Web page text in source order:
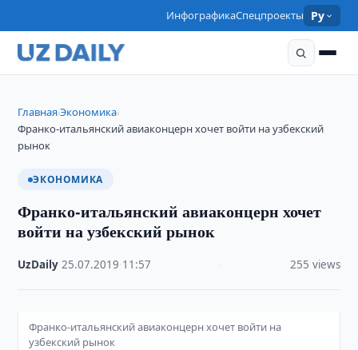
ИнфографикаСпецпроекты Ру
Главная›Экономика›
Франко-итальянский авиаконцерн хочет войти на узбекский
рынок
ЭКОНОМИКА
Франко-итальянский авиаконцерн хочет
войти на узбекский рынок
UzDaily ·25.07.2019 11:57 255 views
Франко-итальянский авиаконцерн хочет войти на
узбекский рынок